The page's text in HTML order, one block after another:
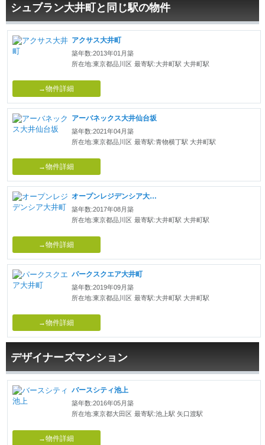
シュブラン大井町と同じ駅の物件
アクサス大井町
築年数:2013年01月築
所在地:東京都品川区 最寄駅:大井町駅 大井町駅
→物件詳細
アーバネックス大井仙台坂
築年数:2021年04月築
所在地:東京都品川区 最寄駅:青物横丁駅 大井町駅
→物件詳細
オープンレジデンシア大井町
築年数:2017年08月築
所在地:東京都品川区 最寄駅:大井町駅 大井町駅
→物件詳細
パークスクエア大井町
築年数:2019年09月築
所在地:東京都品川区 最寄駅:大井町駅 大井町駅
→物件詳細
デザイナーズマンション
バースシティ池上
築年数:2016年05月築
所在地:東京都大田区 最寄駅:池上駅 矢口渡駅
→物件詳細